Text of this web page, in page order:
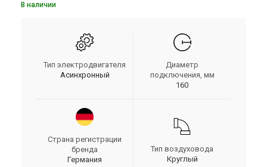
В наличии
Тип электродвигателя
Асинхронный
Диаметр
подключения, мм
160
Страна регистрации
бренда
Германия
Тип воздуховода
Круглый